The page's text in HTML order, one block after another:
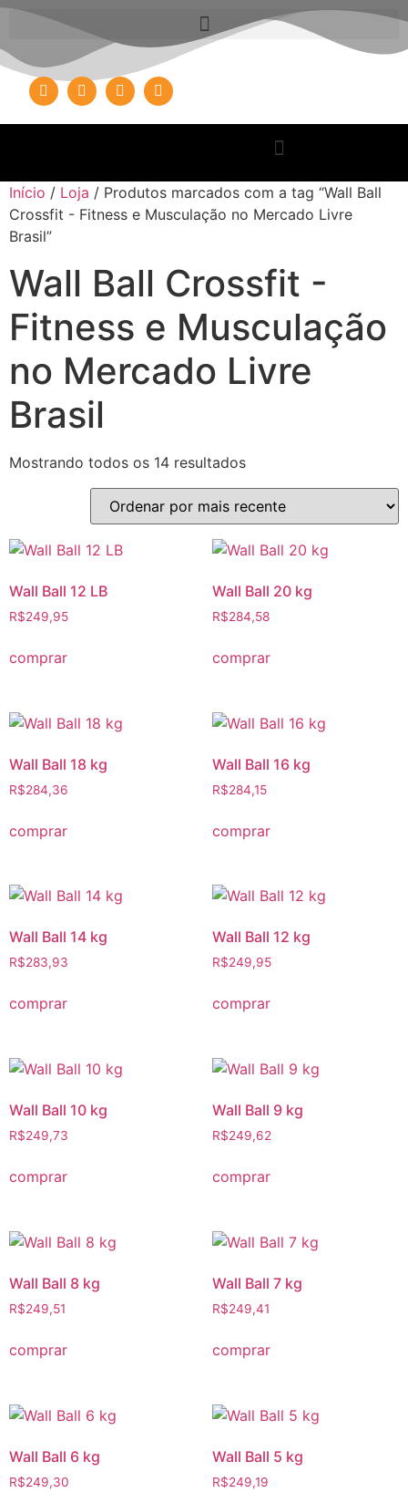
Início / Loja / Produtos marcados com a tag “Wall Ball
Crossfit - Fitness e Musculação no Mercado Livre
Brasil”
Wall Ball Crossfit -
Fitness e Musculação
no Mercado Livre
Brasil
Mostrando todos os 14 resultados
Wall Ball 12 LB
R$249,95
comprar
Wall Ball 20 kg
R$284,58
comprar
Wall Ball 18 kg
R$284,36
comprar
Wall Ball 16 kg
R$284,15
comprar
Wall Ball 14 kg
R$283,93
comprar
Wall Ball 12 kg
R$249,95
comprar
Wall Ball 10 kg
R$249,73
comprar
Wall Ball 9 kg
R$249,62
comprar
Wall Ball 8 kg
R$249,51
comprar
Wall Ball 7 kg
R$249,41
comprar
Wall Ball 6 kg
R$249,30
Wall Ball 5 kg
R$249,19